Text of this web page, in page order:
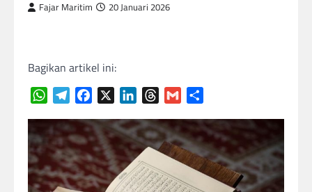
Fajar Maritim 20 Januari 2026
Bagikan artikel ini:
WhatsAppTelegramFacebook LinkedInThreads
Gmail